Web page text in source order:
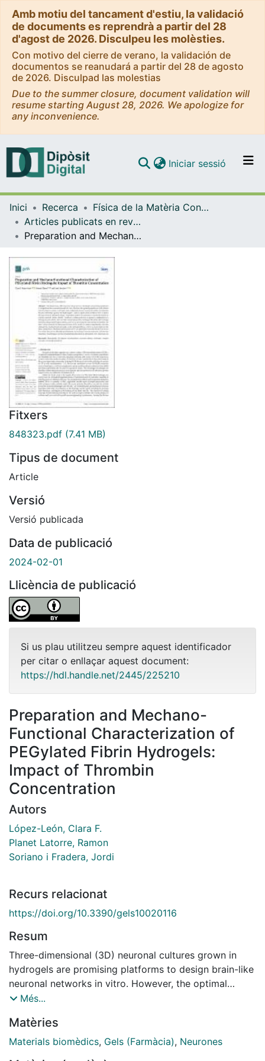
Amb motiu del tancament d'estiu, la validació
de documents es reprendrà a partir del 28
d'agost de 2026. Disculpeu les molèsties.
Con motivo del cierre de verano, la validación de
documentos se reanudará a partir del 28 de agosto
de 2026. Disculpad las molestias
Due to the summer closure, document validation will
resume starting August 28, 2026. We apologize for
any inconvenience.
Navega per tot el DD
Iniciar sessió (current)
Inici Recerca
Física de la Matèria Condensada
Articles publicats en revistes (Física de la Matèria Condensada)
Preparation and Mechano-Functional Characterization of PEGylated Fibrin Hydrogels: Impact of Thrombin Concentration
Fitxers
848323.pdf (7.41 MB)
Tipus de document
Article
Versió
Versió publicada
Data de publicació
2024-02-01
Llicència de publicació
Si us plau utilitzeu sempre aquest identificador
per citar o enllaçar aquest document:
https://hdl.handle.net/2445/225210
Preparation and Mechano-
Functional Characterization of
PEGylated Fibrin Hydrogels:
Impact of Thrombin
Concentration
Autors
López-León, Clara F.
Planet Latorre, Ramon
Soriano i Fradera, Jordi
Recurs relacionat
https://doi.org/10.3390/gels10020116
Resum
Three-dimensional (3D) neuronal cultures grown in
hydrogels are promising platforms to design brain-like
neuronal networks in vitro. However, the optimal
properties of such cultures must be tuned to ensure a
development but also sufficiently rigid for structural
support. Such an optimization is difficult since it
Més...
Matèries
Materials biomèdics, Gels (Farmàcia), Neurones